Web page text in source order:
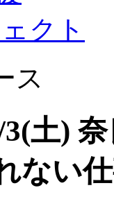
クト
ス
3(土)
ない